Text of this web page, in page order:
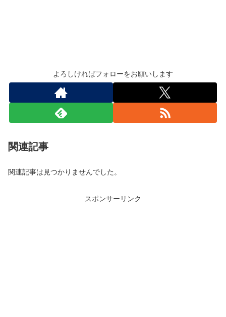
よろしければフォローをお願いします
関連記事
関連記事は見つかりませんでした。
スポンサーリンク